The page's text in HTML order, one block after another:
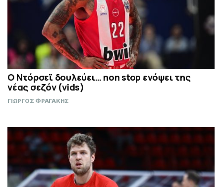
Ο Ντόρσεϊ δουλεύει… non stop ενόψει της
νέας σεζόν (vids)
ΓΙΩΡΓΟΣ ΦΡΑΓΑΚΗΣ